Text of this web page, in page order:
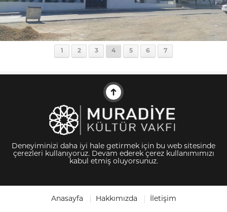
1 2 3 4 5 6 7
Deneyiminizi daha iyi hale getirmek için bu web sitesinde
çerezleri kullanıyoruz. Devam ederek çerez kullanımımızı
kabul etmiş oluyorsunuz.
Anasayfa Hakkımızda İletişim